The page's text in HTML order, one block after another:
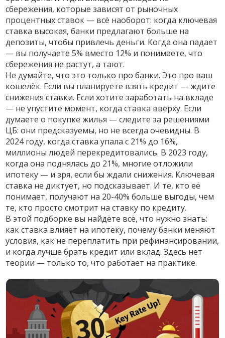
сбережения, которые зависят от рыночных
процентных ставок — всё наоборот: когда ключевая
ставка высокая, банки предлагают больше на
депозиты, чтобы привлечь деньги. Когда она падает
— вы получаете 5% вместо 12% и понимаете, что
сбережения не растут, а тают.
Не думайте, что это только про банки. Это про ваш
кошелёк. Если вы планируете взять кредит — ждите
снижения ставки. Если хотите заработать на вкладе
— не упустите момент, когда ставка вверху. Если
думаете о покупке жилья — следите за решениями
ЦБ: они предсказуемы, но не всегда очевидны. В
2024 году, когда ставка упала с 21% до 16%,
миллионы людей перекредитовались. В 2023 году,
когда она поднялась до 21%, многие отложили
ипотеку — и зря, если бы ждали снижения. Ключевая
ставка не диктует, но подсказывает. И те, кто её
понимает, получают на 20-40% больше выгоды, чем
те, кто просто смотрит на ставку по кредиту.
В этой подборке вы найдёте всё, что нужно знать:
как ставка влияет на ипотеку, почему банки меняют
условия, как не переплатить при рефинансировании,
и когда лучше брать кредит или вклад. Здесь нет
теории — только то, что работает на практике.